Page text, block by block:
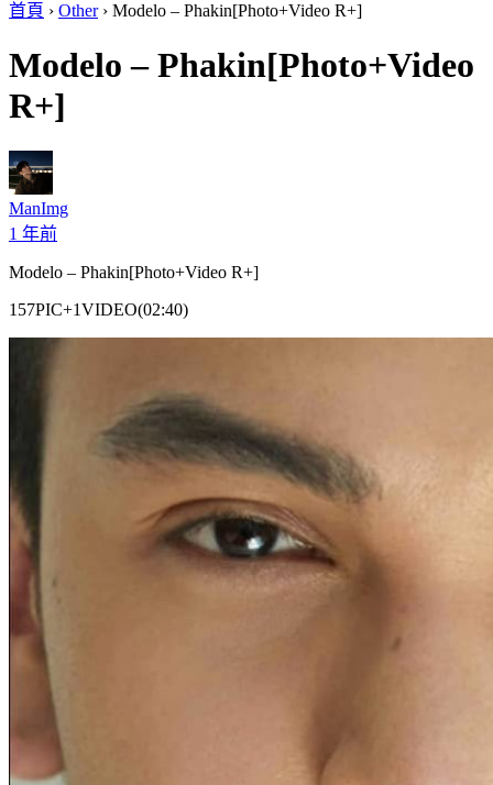
首頁 › Other › Modelo – Phakin[Photo+Video R+]
Modelo – Phakin[Photo+Video
R+]
ManImg
1 年前
Modelo – Phakin[Photo+Video R+]
157PIC+1VIDEO(02:40)